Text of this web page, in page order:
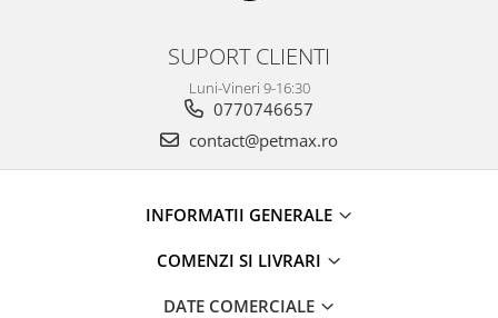
SUPORT CLIENTI
Luni-Vineri 9-16:30
0770746657
contact@petmax.ro
INFORMATII GENERALE
COMENZI SI LIVRARI
DATE COMERCIALE